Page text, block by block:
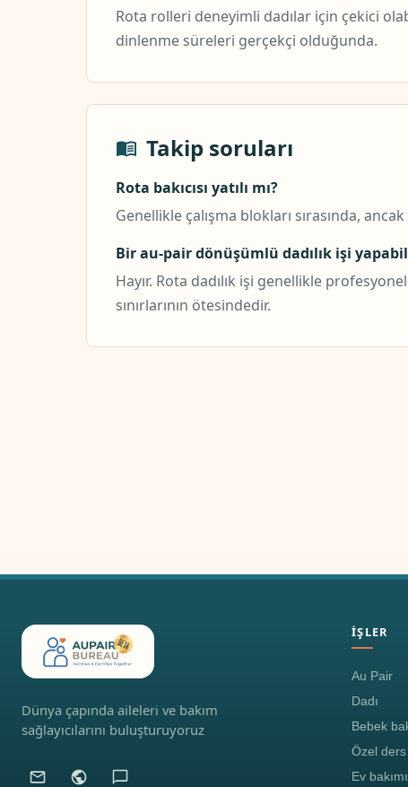
Rota rolleri deneyimli dadılar için çekici
dinlenme süreleri gerçekçi olduğunda.
Takip soruları
Rota bakıcısı yatılı mı?
Genellikle çalışma blokları sırasında,
Bir au-pair dönüşümlü dadılık işi
Hayır. Rota dadılık işi genellikle
sınırlarının ötesindedir.
Dünya çapında aileleri ve bakım
sağlayıcılarını buluşturuyoruz
İŞLER
Au Pair
Dadı
Bebek
Özel ders
Ev bakımı